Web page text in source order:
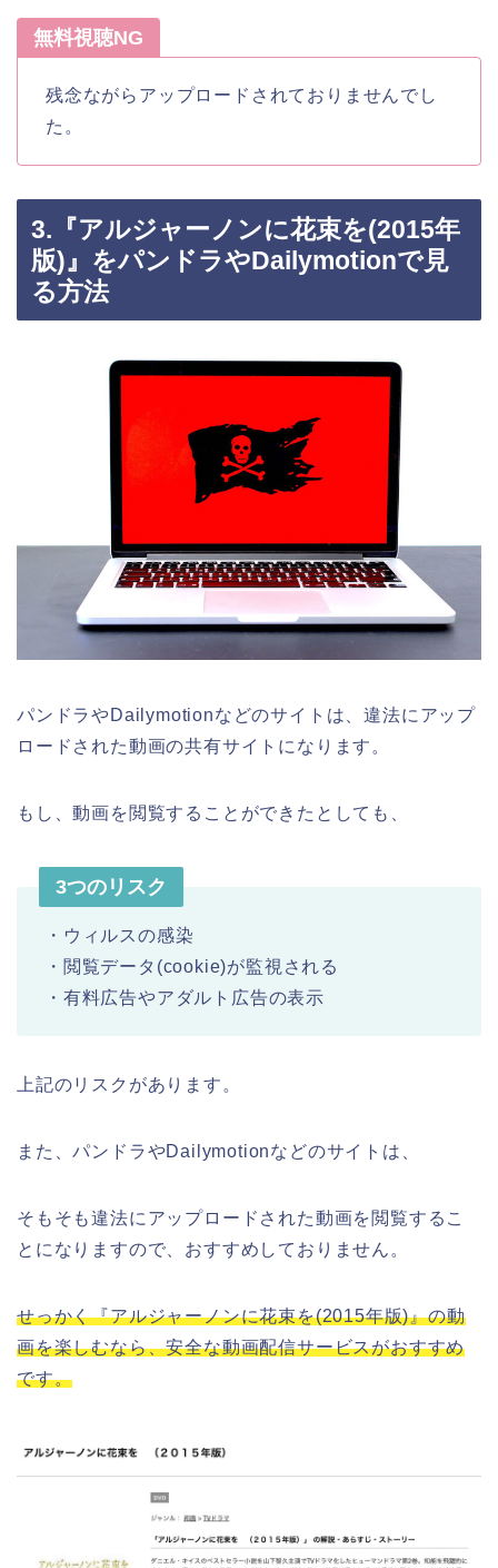
無料視聴NG
残念ながらアップロードされておりませんでし
た。
3.『アルジャーノンに花束を(2015年
版)』をパンドラやDailymotionで見
る方法
パンドラやDailymotionなどのサイトは、違法にアップ
ロードされた動画の共有サイトになります。
もし、動画を閲覧することができたとしても、
3つのリスク
・ウィルスの感染
・閲覧データ(cookie)が監視される
・有料広告やアダルト広告の表示
上記のリスクがあります。
また、パンドラやDailymotionなどのサイトは、
そもそも違法にアップロードされた動画を閲覧するこ
とになりますので、おすすめしておりません。
せっかく『アルジャーノンに花束を(2015年版)』の動
画を楽しむなら、安全な動画配信サービスがおすすめ
です。